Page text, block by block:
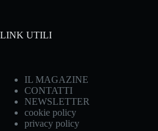
LINK UTILI
IL MAGAZINE
CONTATTI
NEWSLETTER
cookie policy
privacy policy